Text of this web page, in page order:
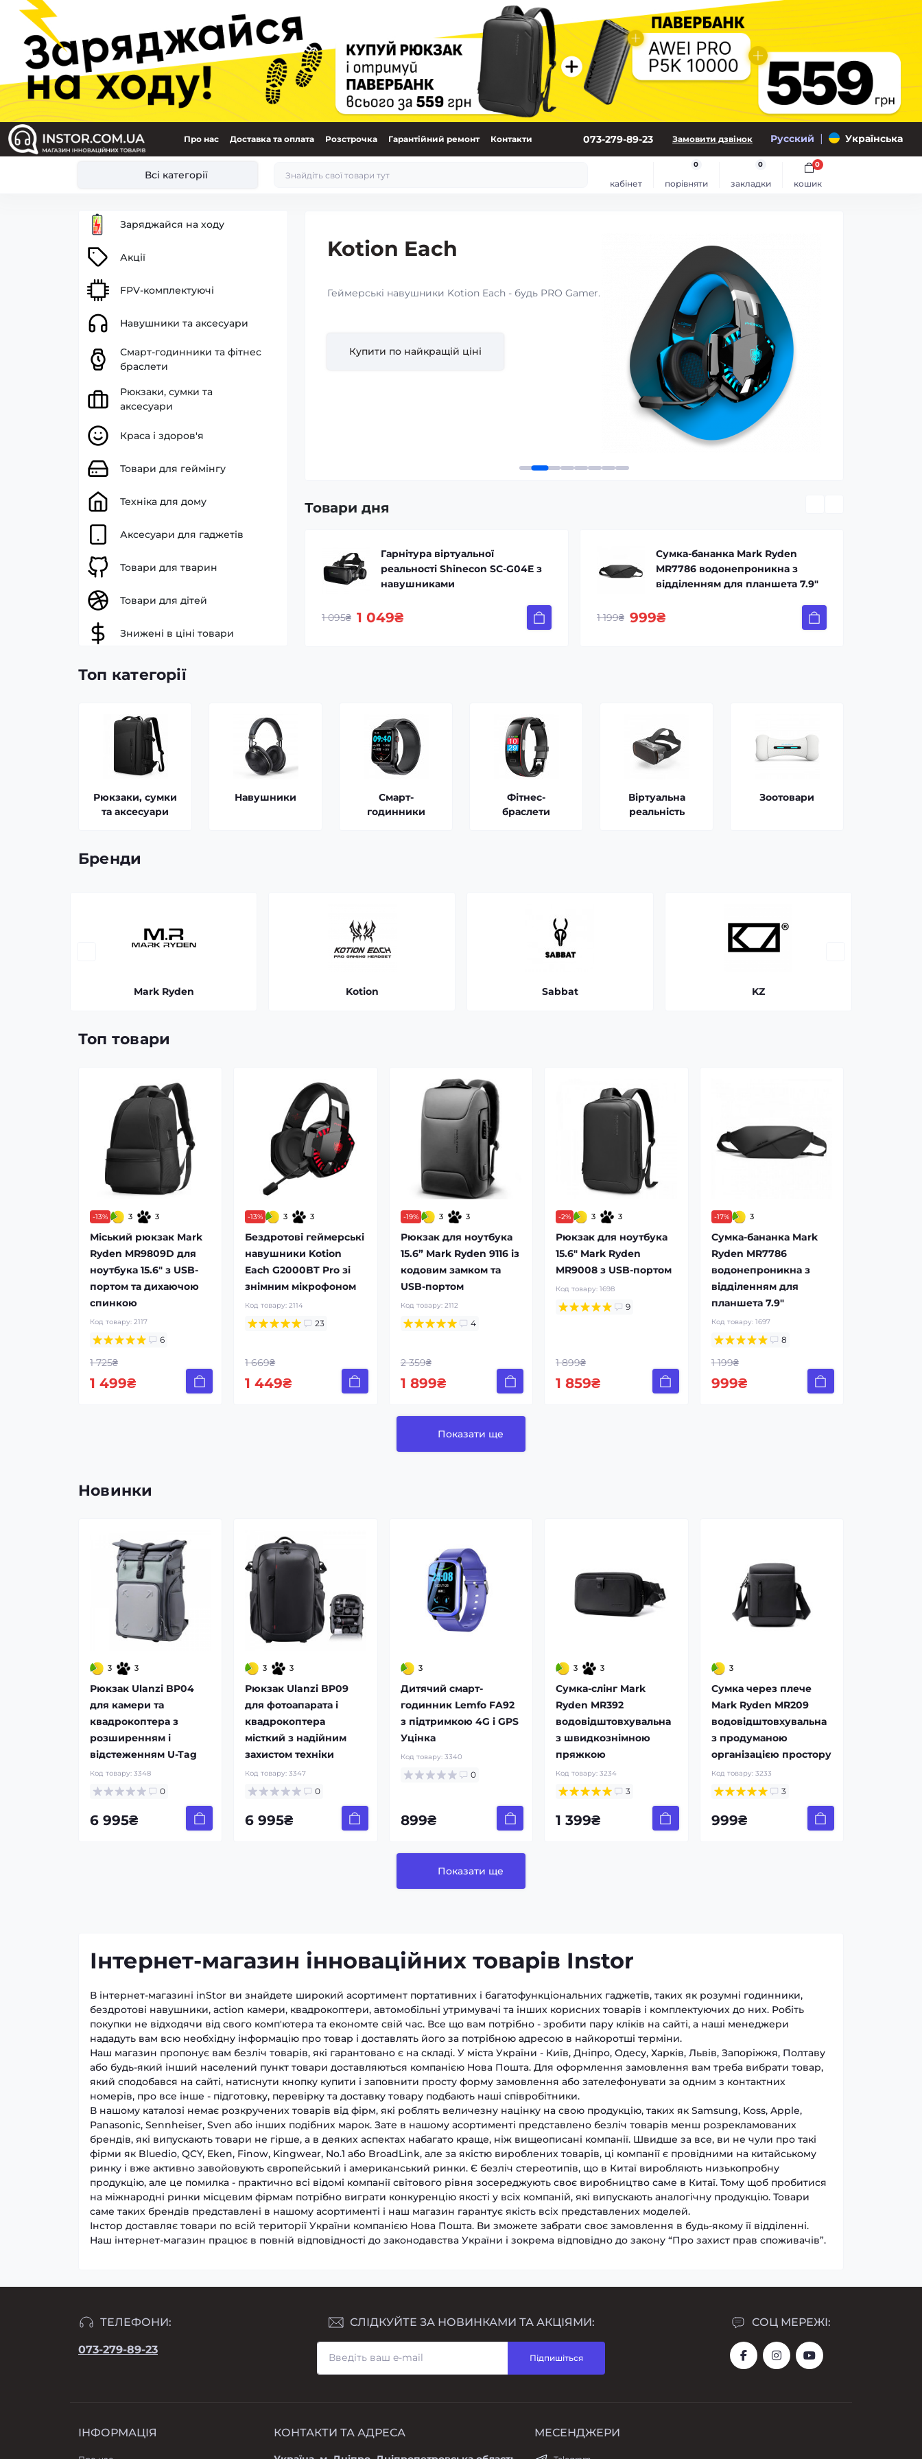
Про нас Доставка та оплата Розстрочка Гарантійний ремонт Контакти 073-279-89-23 Замовити дзвінок Русский | Українська
Всі категорії
кабінет порівняти
0
закладки
0
кошик
0
Заряджайся на ходу
Акції
FPV-комплектуючі
Навушники та аксесуари
Смарт-годинники та фітнес
браслети
Рюкзаки, сумки та
аксесуари
Краса і здоров'я
Товари для геймінгу
Техніка для дому
Аксесуари для гаджетів
Товари для тварин
Товари для дітей
Знижені в ціні товари
Kotion Each
Геймерські навушники Kotion Each - будь PRO Gamer.
Купити по найкращій ціні
Товари дня
Дитячий смарт-годинник Lemfo
FA92 з підтримкою 4G і GPS
Гарнітура віртуальної
реальності Shinecon SC-G04E з
навушниками
1 095₴ 1 049₴
Сумка-бананка Mark Ryden
MR7786 водонепроникна з
відділенням для планшета 7.9"
1 199₴ 999₴
Топ категорії
Рюкзаки, сумки
та аксесуари
Навушники
Смарт-
годинники
Фітнес-
браслети
Віртуальна
реальність
Зоотовари
Бренди
Mark Ryden Kotion Sabbat KZ
Топ товари
-13% 3 3
Міський рюкзак Mark
Ryden MR9809D для
ноутбука 15.6" з USB-
портом та дихаючою
спинкою
Код товару: 2117
6
1 725₴
1 499₴
-13% 3 3
Бездротові геймерські
навушники Kotion
Each G2000BT Pro зі
знімним мікрофоном
Код товару:2114
23
1 669₴
1 449₴
-19% 3 3
Рюкзак для ноутбука
15.6” Mark Ryden 9116 із
кодовим замком та
USB-портом
Код товару: 2112
4
2 359₴
1 899₴
-2% 3 3
Рюкзак для ноутбука
15.6" Mark Ryden
MR9008 з USB-портом
Код товару:1698
9
1 899₴
1 859₴
-17% 3
Сумка-бананка Mark
Ryden MR7786
водонепроникна з
відділенням для
планшета 7.9"
Код товару: 1697
8
1 199₴
999₴
Показати ще
Новинки
3 3
Рюкзак Ulanzi BP04
для камери та
квадрокоптера з
розширенням і
відстеженням U-Tag
Код товару: 3348
0
6 995₴
3 3
Рюкзак Ulanzi BP09
для фотоапарата і
квадрокоптера
місткий з надійним
захистом техніки
Код товару:3347
0
6 995₴
3
Дитячий смарт-
годинник Lemfo FA92
з підтримкою 4G і GPS
Уцінка
Код товару: 3340
0
899₴
3 3
Сумка-слінг Mark
Ryden MR392
водовідштовхувальна
з швидкознімною
пряжкою
Код товару:3234
3
1 399₴
3
Сумка через плече
Mark Ryden MR209
водовідштовхувальна
з продуманою
організацією простору
Код товару: 3233
3
999₴
Показати ще
Інтернет-магазин інноваційних товарів Instor
В інтернет-магазині inStor ви знайдете широкий асортимент портативних і багатофункціональних гаджетів, таких як розумні годинники,
бездротові навушники, action камери, квадрокоптери, автомобільні утримувачі та інших корисних товарів і комплектуючих до них. Робіть
покупки не відходячи від свого комп'ютера та економте свій час. Все що вам потрібно - зробити пару кліків на сайті, а наші менеджери
нададуть вам всю необхідну інформацію про товар і доставлять його за потрібною адресою в найкоротші терміни.
Наш магазин пропонує вам безліч товарів, які гарантовано є на складі. У міста України - Київ, Дніпро, Одесу, Харків, Львів, Запоріжжя, Полтаву
або будь-який інший населений пункт товари доставляються компанією Нова Пошта. Для оформлення замовлення вам треба вибрати товар,
який сподобався на сайті, натиснути кнопку купити і заповнити просту форму замовлення або зателефонувати за одним з контактних
номерів, про все інше - підготовку, перевірку та доставку товару подбають наші співробітники.
В нашому каталозі немає розкручених товарів від фірм, які роблять величезну націнку на свою продукцію, таких як Samsung, Koss, Apple,
Panasonic, Sennheiser, Sven або інших подібних марок. Зате в нашому асортименті представлено безліч товарів менш розрекламованих
брендів, які випускають товари не гірше, а в деяких аспектах набагато краще, ніж вищеописані компанії. Швидше за все, ви не чули про такі
фірми як Bluedio, QCY, Eken, Finow, Kingwear, No.1 або BroadLink, але за якістю вироблених товарів, ці компанії є провідними на китайському
ринку і вже активно завойовують європейський і американський ринки. Є безліч стереотипів, що в Китаї виробляють низькопробну
продукцію, але це помилка - практично всі відомі компанії світового рівня зосереджують своє виробництво саме в Китаї. Тому щоб пробитися
на міжнародні ринки місцевим фірмам потрібно виграти конкуренцію якості у всіх компаній, які випускають аналогічну продукцію. Товари
саме таких брендів представлені в нашому асортименті і наш магазин гарантує якість всіх представлених моделей.
Інстор доставляє товари по всій території України компанією Нова Пошта. Ви зможете забрати своє замовлення в будь-якому її відділенні.
Наш інтернет-магазин працює в повній відповідності до законодавства України і зокрема відповідно до закону “Про захист прав споживачів”.
ТЕЛЕФОНИ:
073-279-89-23
СОЦ МЕРЕЖІ:
СЛІДКУЙТЕ ЗА НОВИНКАМИ ТА АКЦІЯМИ:
Підпишіться
ІНФОРМАЦІЯ КОНТАКТИ ТА АДРЕСА МЕСЕНДЖЕРИ